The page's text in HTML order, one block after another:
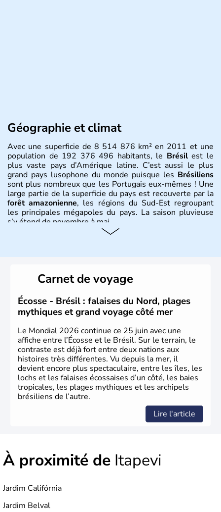
Géographie et climat
Avec une superficie de 8 514 876 km² en 2011 et une
population de 192 376 496 habitants, le Brésilest le
plus vaste pays d’Amérique latine. C’est aussi le plus
grand pays lusophone du monde puisque les Brésiliens
sont plus nombreux que les Portugais eux-mêmes ! Une
large partie de la superficie du pays est recouverte par la
forêt amazonienne, les régions du Sud-Est regroupant
les principales mégapoles du pays. La saison pluvieuse
s’y étend de novembre à mai.
du Brésil ont été atteintes par le portugais Cabral en
1500. Durant le XVIe siècle, de très nombreux esclaves
venus d'Afrique ont permis une large exploitation des
ressources en sucre du pays.
Carnet de voyage
Écosse - Brésil : falaises du Nord, plages
mythiques et grand voyage côté mer
Le Mondial 2026 continue ce 25 juin avec une
affiche entre l’Écosse et le Brésil. Sur le terrain, le
contraste est déjà fort entre deux nations aux
histoires très différentes. Vu depuis la mer, il
devient encore plus spectaculaire, entre les îles, les
lochs et les falaises écossaises d’un côté, les baies
tropicales, les plages mythiques et les archipels
brésiliens de l’autre.
Lire l'article
À proximité de Itapevi
Jardim Califórnia
Jardim Belval